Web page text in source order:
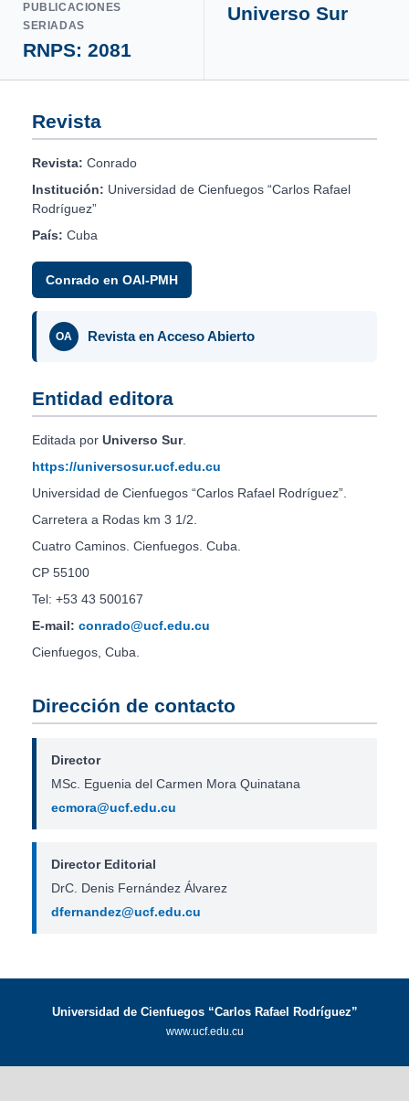
PUBLICACIONES
SERIADAS
RNPS: 2081
Universo Sur
Revista
Revista: Conrado
Institución: Universidad de Cienfuegos “Carlos Rafael
Rodríguez”
País: Cuba
Conrado en OAI-PMH
OA Revista en Acceso Abierto
Entidad editora
Editada por Universo Sur.
https://universosur.ucf.edu.cu
Universidad de Cienfuegos “Carlos Rafael Rodríguez”.
Carretera a Rodas km 3 1/2.
Cuatro Caminos. Cienfuegos. Cuba.
CP 55100
Tel: +53 43 500167
E-mail: conrado@ucf.edu.cu
Cienfuegos, Cuba.
Dirección de contacto
Director
MSc. Eguenia del Carmen Mora Quinatana
ecmora@ucf.edu.cu
Director Editorial
DrC. Denis Fernández Álvarez
dfernandez@ucf.edu.cu
Universidad de Cienfuegos “Carlos Rafael Rodríguez”
www.ucf.edu.cu